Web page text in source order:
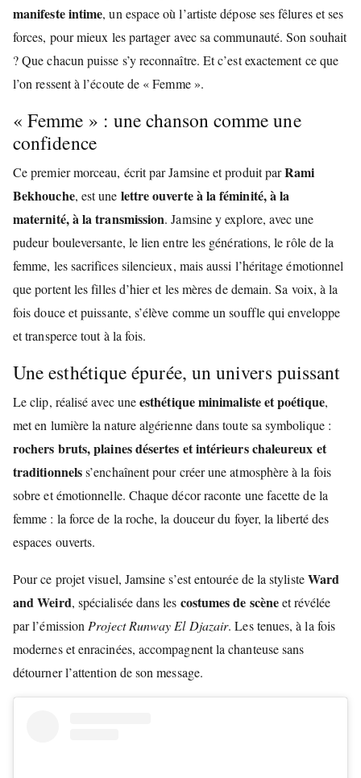
manifeste intime, un espace où l’artiste dépose ses fêlures et ses
forces, pour mieux les partager avec sa communauté. Son souhait
? Que chacun puisse s’y reconnaître. Et c’est exactement ce que
l’on ressent à l’écoute de « Femme ».
« Femme » : une chanson comme une
confidence
Ce premier morceau, écrit par Jamsine et produit parRami
Bekhouche, est une lettre ouverte à la féminité, à la
maternité, à la transmission. Jamsine y explore, avec une
pudeur bouleversante, le lien entre les générations, le rôle de la
femme, les sacrifices silencieux, mais aussi l’héritage émotionnel
que portent les filles d’hier et les mères de demain. Sa voix, à la
fois douce et puissante, s’élève comme un souffle qui enveloppe
et transperce tout à la fois.
Une esthétique épurée, un univers puissant
Le clip, réalisé avec uneesthétique minimaliste et poétique,
met en lumière la nature algérienne dans toute sa symbolique :
rochers bruts, plaines désertes et intérieurs chaleureux et
traditionnelss’enchaînent pour créer une atmosphère à la fois
sobre et émotionnelle. Chaque décor raconte une facette de la
femme : la force de la roche, la douceur du foyer, la liberté des
espaces ouverts.
Pour ce projet visuel, Jamsine s’est entourée de la stylisteWard
and Weird, spécialisée dans les costumes de scèneet révélée
par l’émission Project Runway El Djazair. Les tenues, à la fois
modernes et enracinées, accompagnent la chanteuse sans
détourner l’attention de son message.